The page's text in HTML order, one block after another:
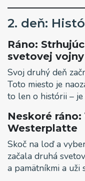
2. deň:
Ráno:
svetovej vojny
Svoj druhý deň
Toto miesto je
to len o histórii –
Neskoré
Westerplatte
Skoč na loď a
začala druhá
a pamätníkmi a uži